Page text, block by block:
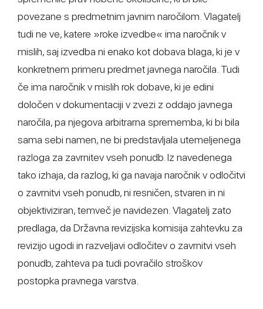
povezane s predmetnim javnim naročilom. Vlagatelj
tudi ne ve, katere »roke izvedbe« ima naročnik v
mislih, saj izvedba ni enako kot dobava blaga, ki je v
konkretnem primeru predmet javnega naročila. Tudi
če ima naročnik v mislih rok dobave, ki je edini
določen v dokumentaciji v zvezi z oddajo javnega
naročila, pa njegova arbitrarna sprememba, ki bi bila
sama sebi namen, ne bi predstavljala utemeljenega
razloga za zavrnitev vseh ponudb. Iz navedenega
tako izhaja, da razlog, ki ga navaja naročnik v odločitvi
o zavrnitvi vseh ponudb, ni resničen, stvaren in ni
objektiviziran, temveč je navidezen. Vlagatelj zato
predlaga, da Državna revizijska komisija zahtevku za
revizijo ugodi in razveljavi odločitev o zavrnitvi vseh
ponudb, zahteva pa tudi povračilo stroškov
postopka pravnega varstva.